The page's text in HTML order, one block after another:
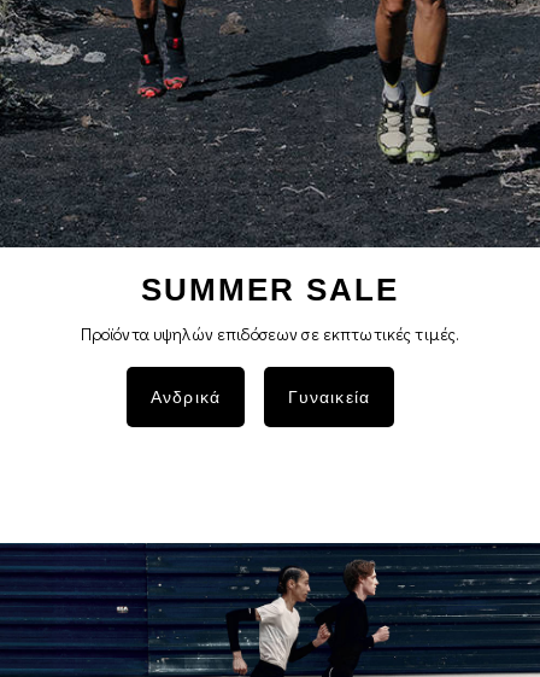
SUMMER SALE
Προϊόντα υψηλών επιδόσεων σε εκπτωτικές τιμές.
Ανδρικά Γυναικεία